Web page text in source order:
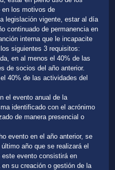
los motivos de
legislación vigente, estar al día
continuado de permanencia en
interna que le incapacite
siguientes 3 requisitos:
en al menos el 40% de las
de socios del año anterior.
40% de las actividades del
el evento anual de la
identificado con el acrónimo
de manera presencial o
evento en el año anterior, se
año que se realizará el
evento consistirá en
su creación o gestión de la